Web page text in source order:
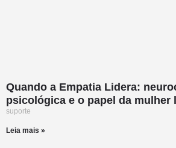
Quando a Empatia Lidera:
psicológica e o papel da mulher
suporte
Leia mais »